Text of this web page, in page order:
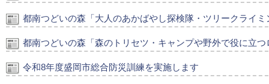
都南つどいの森「大人のあかばやし探検隊・ツリークライミ
都南つどいの森「森のトリセツ・キャンプや野外で役に立
令和8年度盛岡市総合防災訓練を実施します